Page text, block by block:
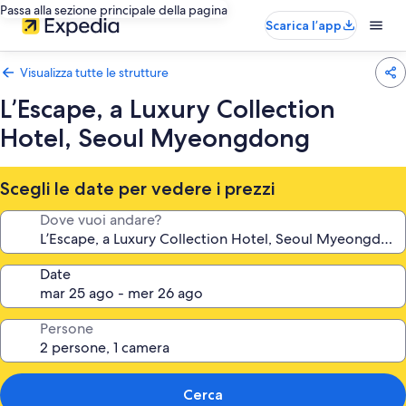
Passa alla sezione principale della pagina
Scarica l’app
Visualizza tutte le strutture
L’Escape, a Luxury Collection
Hotel, Seoul Myeongdong
Scegli le date per vedere i prezzi
Dove vuoi andare?
Date
Persone
Cerca